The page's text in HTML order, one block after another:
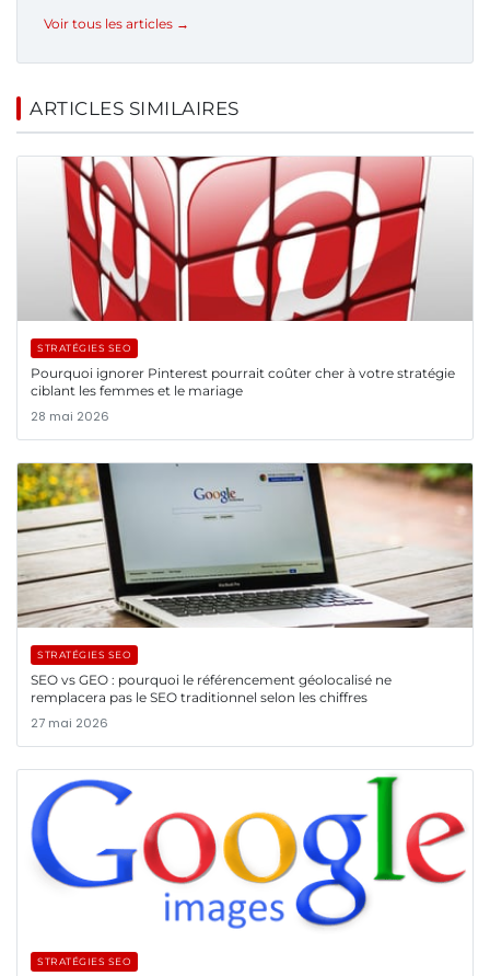
Voir tous les articles →
ARTICLES SIMILAIRES
STRATÉGIES SEO
Pourquoi ignorer Pinterest pourrait coûter cher à votre stratégie
ciblant les femmes et le mariage
28 mai 2026
STRATÉGIES SEO
SEO vs GEO : pourquoi le référencement géolocalisé ne
remplacera pas le SEO traditionnel selon les chiffres
27 mai 2026
STRATÉGIES SEO